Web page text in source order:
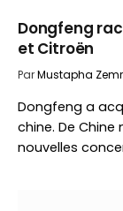
Dongfeng
et Citroën
ParMustapha
Dongfeng a
chine. De Chine
nouvelles